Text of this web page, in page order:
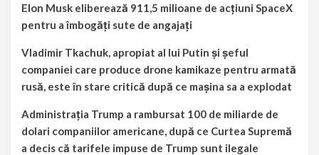
Elon Musk eliberează 911,5 milioane de acțiuni SpaceX
pentru a îmbogăți sute de angajați
Vladimir Tkachuk, apropiat al lui Putin și șeful
companiei care produce drone kamikaze pentru armată
rusă, este în stare critică după ce mașina sa a explodat
Administrația Trump a rambursat 100 de miliarde de
dolari companiilor americane, după ce Curtea Supremă
a decis că tarifele impuse de Trump sunt ilegale